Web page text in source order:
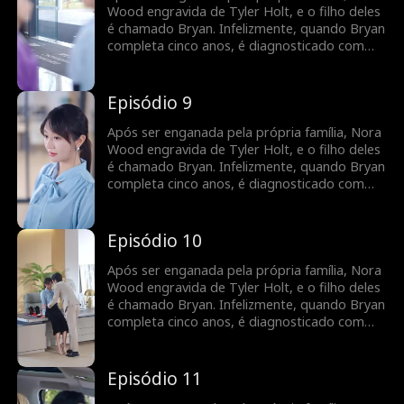
Group como secretária de Tyler. À medida
que trabalham juntos, seus sentimentos um
pelo outro crescem, e o relacionamento deles
Wood engravida de Tyler Holt, e o filho deles
é chamado Bryan. Infelizmente, quando Bryan
completa cinco anos, é diagnosticado com
família que Tyler lhe deu, desencadeando uma
busca por Bryan pela família Holt em toda a
cidade. Enquanto isso, Nora se junta ao Holt
Group como secretária de Tyler. À medida
que trabalham juntos, seus sentimentos um
pelo outro crescem, e o relacionamento deles
Episódio 9
Após ser enganada pela própria família, Nora
Wood engravida de Tyler Holt, e o filho deles
é chamado Bryan. Infelizmente, quando Bryan
completa cinco anos, é diagnosticado com
família que Tyler lhe deu, desencadeando uma
busca por Bryan pela família Holt em toda a
cidade. Enquanto isso, Nora se junta ao Holt
Group como secretária de Tyler. À medida
que trabalham juntos, seus sentimentos um
pelo outro crescem, e o relacionamento deles
Episódio 10
Após ser enganada pela própria família, Nora
Wood engravida de Tyler Holt, e o filho deles
é chamado Bryan. Infelizmente, quando Bryan
completa cinco anos, é diagnosticado com
família que Tyler lhe deu, desencadeando uma
busca por Bryan pela família Holt em toda a
Episódio 11